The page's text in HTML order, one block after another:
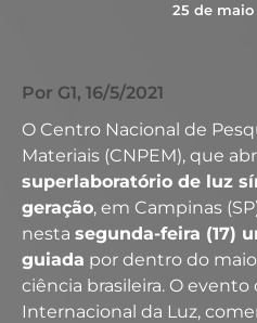
25 de maio
Por G1, 16/5/2021
O Centro Nacional de
Materiais (CNPEM), que
superlaboratório de luz
geração, em Campinas
nesta segunda-feira (17)
guiada por dentro do
ciência brasileira. O evento
Internacional da Luz,